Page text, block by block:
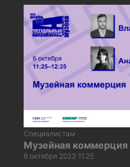
Специалистам
Музейная коммерция
6 октября 2023 11:25